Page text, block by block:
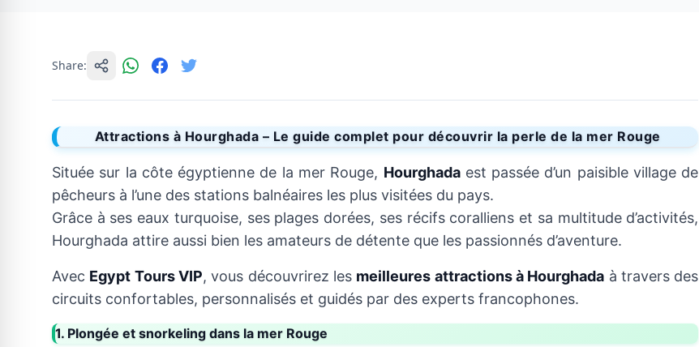
Share:
Attractions à Hourghada – Le guide complet pour découvrir la perle de la mer Rouge
Située sur la côte égyptienne de la mer Rouge, Hourghadaest passée d’un paisible village de
pêcheurs à l’une des stations balnéaires les plus visitées du pays.
Grâce à ses eaux turquoise, ses plages dorées, ses récifs coralliens et sa multitude d’activités,
Hourghada attire aussi bien les amateurs de détente que les passionnés d’aventure.
Avec Egypt Tours VIP, vous découvrirez les meilleures attractions à Hourghada à travers des
circuits confortables, personnalisés et guidés par des experts francophones.
1. Plongée et snorkeling dans la mer Rouge